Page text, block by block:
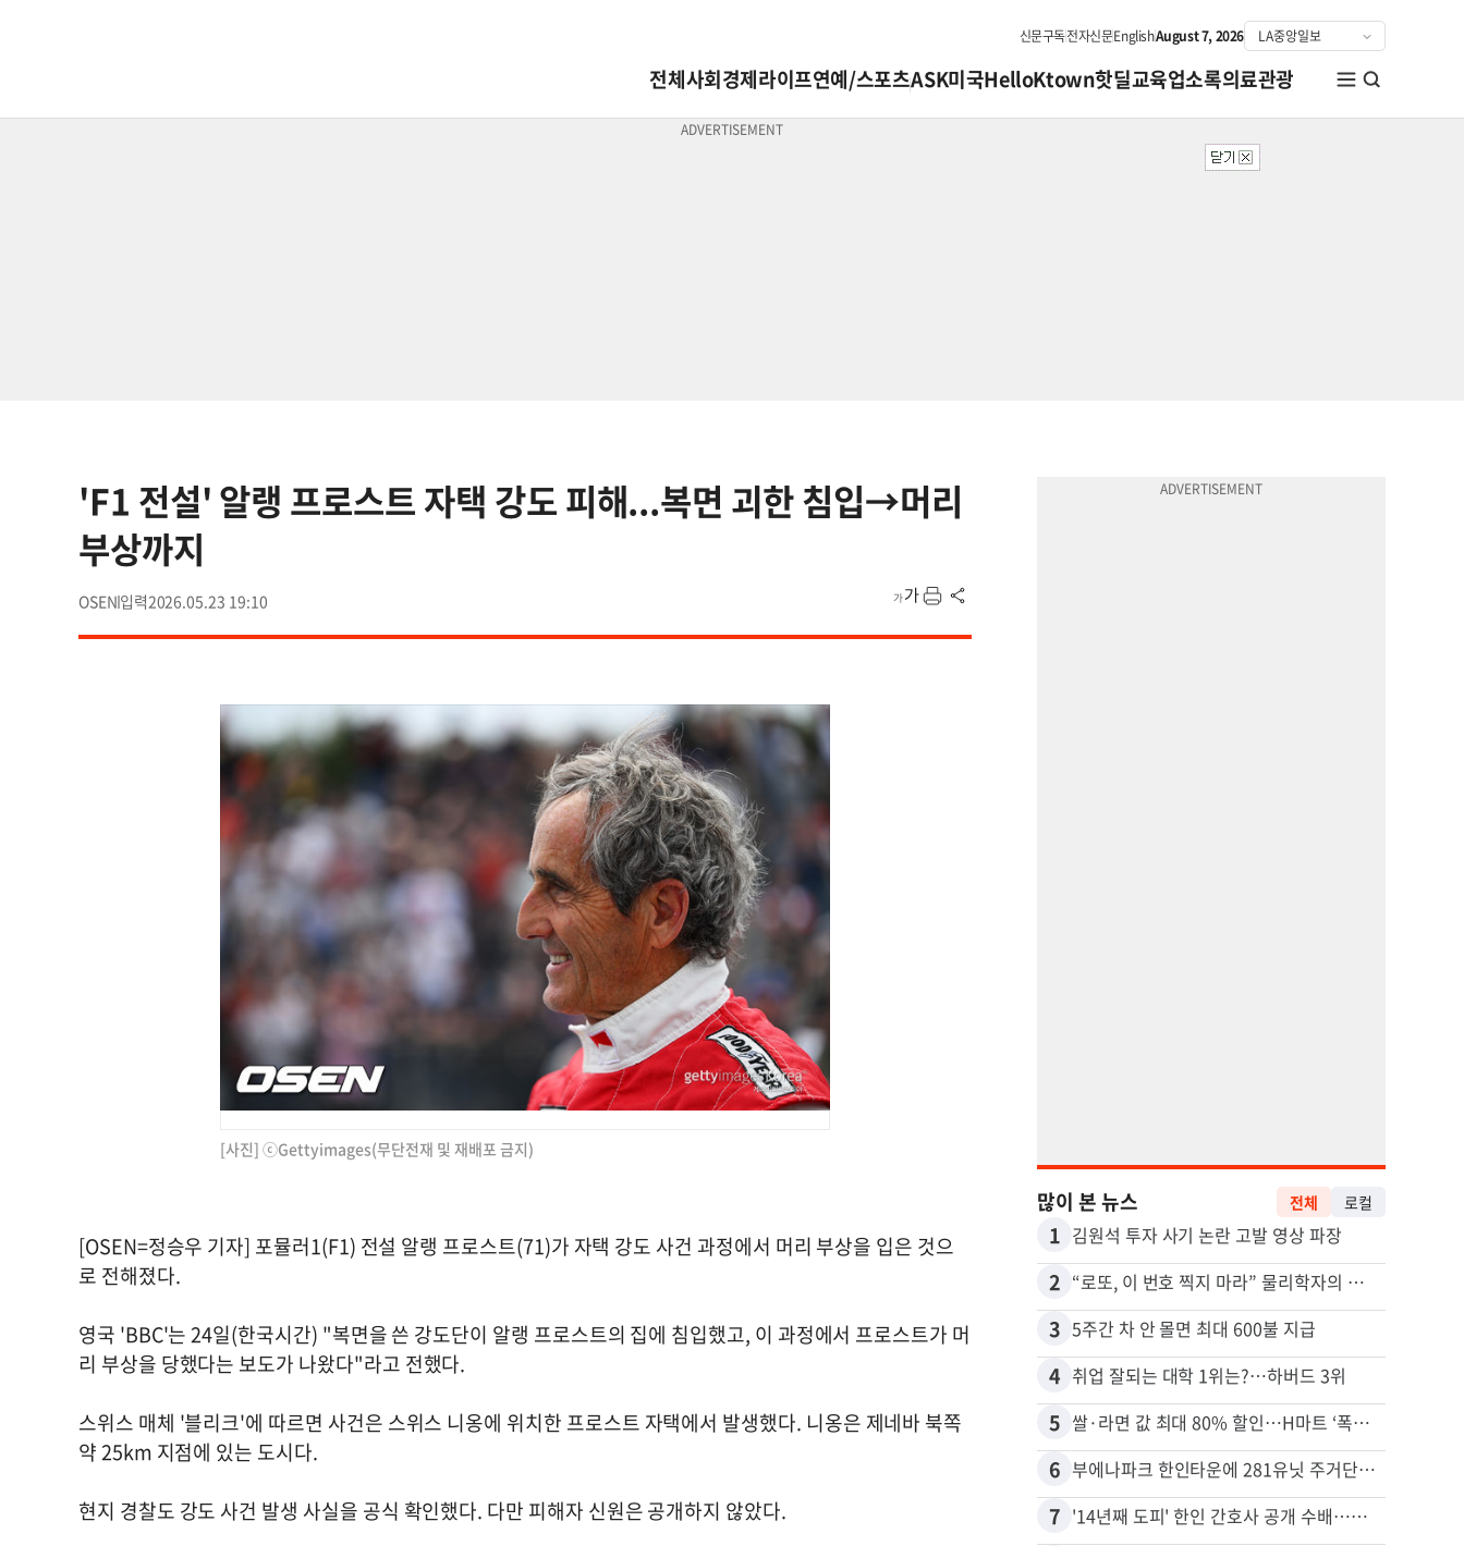
신문구독전자신문EnglishAugust 7, 2026
전체사회경제라이프연예/스포츠ASK미국HelloKtown핫딜교육업소록의료관광
'F1 전설' 알랭 프로스트 자택 강도 피해...복면 괴한 침입→머리
부상까지
OSEN 2026.05.23 19:10
[사진] ⓒGettyimages(무단전재 및 재배포 금지)
[OSEN=정승우 기자] 포뮬러1(F1) 전설 알랭 프로스트(71)가 자택 강도 사건 과정에서 머리 부상을 입은 것으
로 전해졌다.
영국 'BBC'는 24일(한국시간) "복면을 쓴 강도단이 알랭 프로스트의 집에 침입했고, 이 과정에서 프로스트가 머
리 부상을 당했다는 보도가 나왔다"라고 전했다.
스위스 매체 '블리크'에 따르면 사건은 스위스 니옹에 위치한 프로스트 자택에서 발생했다. 니옹은 제네바 북쪽
약 25km 지점에 있는 도시다.
현지 경찰도 강도 사건 발생 사실을 공식 확인했다. 다만 피해자 신원은 공개하지 않았다.
많이 본 뉴스 전체 로컬
1 김원석 투자 사기 논란 고발 영상 파장
2 “로또, 이 번호 찍지 마라” 물리학자의 당첨금 높이는 비밀
3 5주간 차 안 몰면 최대 600불 지급
4 취업 잘되는 대학 1위는?…하버드 3위
5 쌀·라면 값 최대 80% 할인…H마트 ‘폭탄 세일’
6 부에나파크 한인타운에 281유닛 주거단지 들어선다
7 '14년째 도피' 한인 간호사 공개 수배…메디케어 사기 유죄